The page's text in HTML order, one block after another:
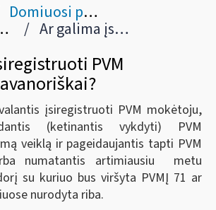
Domiuosi pridėtinės vertės mokesčiu - PVM
Ar galima įsiregistruoti PVM mokėtoju savanoriškai?
PVM
įsiregistruoti PVM mokėtoju,
(ketinantis vykdyti) PVM
veiklą ir pageidaujantis tapti PVM
numatantis artimiausiu metu
su kuriuo bus viršyta PVMĮ 71 ar
nurodyta riba.